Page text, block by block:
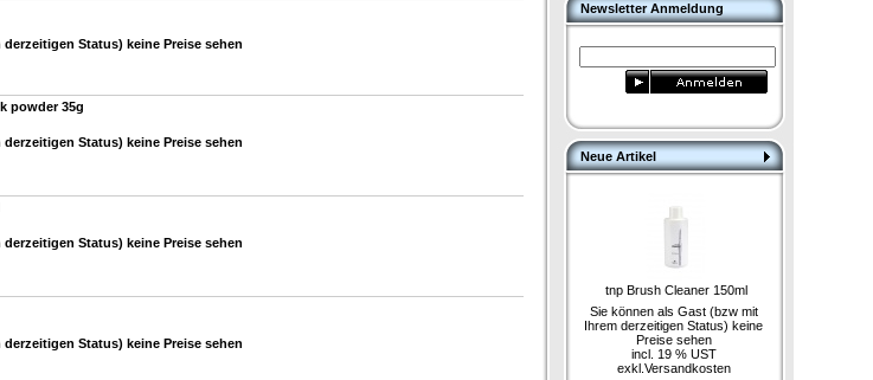
Status) keine Preise sehen
powder 35g
Status) keine Preise sehen
Status) keine Preise sehen
Status) keine Preise sehen
Newsletter Anmeldung
Neue Artikel
tnp Brush Cleaner 150ml
Sie können als Gast (bzw mit
Ihrem derzeitigen Status) keine
Preise sehen
incl. 19 % UST
exkl. Versandkosten